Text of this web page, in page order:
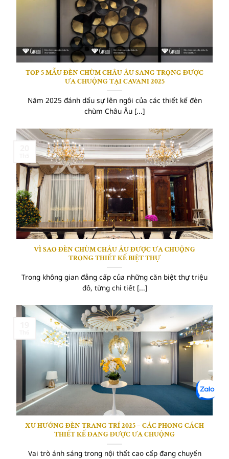
TOP 5 MẪU ĐÈN CHÙM CHÂU ÂU SANG TRỌNG ĐƯỢC
ƯA CHUỘNG TẠI CAVANI 2025
Năm 2025 đánh dấu sự lên ngôi của các thiết kế đèn
chùm Châu Âu [...]
VÌ SAO ĐÈN CHÙM CHÂU ÂU ĐƯỢC ƯA CHUỘNG
TRONG THIẾT KẾ BIỆT THỰ
Trong không gian đẳng cấp của những căn biệt thự triệu
đô, từng chi tiết [...]
XU HƯỚNG ĐÈN TRANG TRÍ 2025 – CÁC PHONG CÁCH
THIẾT KẾ ĐANG ĐƯỢC ƯA CHUỘNG
Vai trò ánh sáng trong nội thất cao cấp đang chuyển